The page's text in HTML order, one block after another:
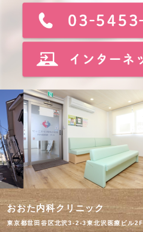
おおた内科クリニック
東京都世田谷区北沢3-2-3東北沢医療ビル2F